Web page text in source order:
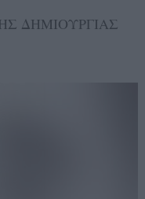
ΔΗΜΙΟΥΡΓΙΑΣ